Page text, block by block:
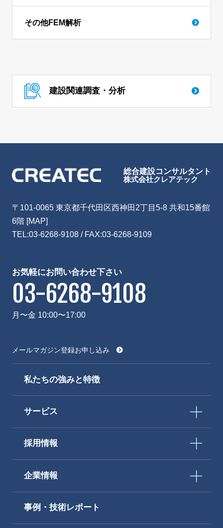
その他FEM解析
建設関連調査・分析
総合建設コンサルタント
株式会社クレアテック
〒101-0065 東京都千代田区西神田2丁目5-8 共和15番館
6階 [MAP]
TEL:03-6268-9108/ FAX:03-6268-9109
メールマガジン登録お申し込み
お気軽にお問い合わせ下さい
03-6268-9108
月〜金 10:00〜17:00
私たちの強みと特徴
サービス
採用情報
企業情報
事例・技術レポート